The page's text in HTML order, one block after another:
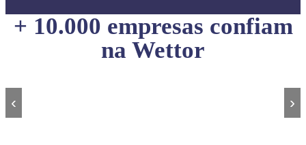
+ 10.000 empresas confiam
na Wettor
‹ ›